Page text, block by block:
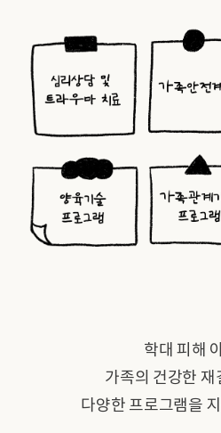
학대 피해
가족의 건강한 재
다양한 프로그램을